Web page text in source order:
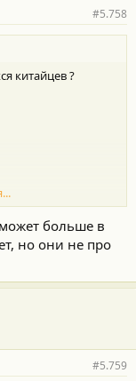
#5.758
китайцев ?
больше в
но они не про
#5.759